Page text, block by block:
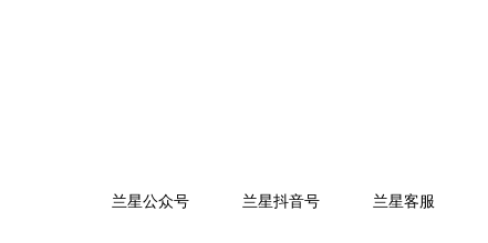
兰星公众号 兰星抖音号 兰星客服